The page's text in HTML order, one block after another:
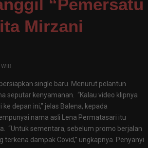
“Pemersatu
Mirzani
single baru. Menurut pelantun
seputar kenyamanan. “Kalau video klipnya
depan ini,” jelas Balena, kepada
nama asli Lena Permatasari itu
“Untuk sementara, sebelum promo berjalan
dampak Covid,” ungkapnya. Penyanyi